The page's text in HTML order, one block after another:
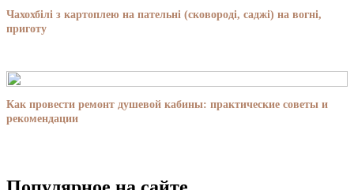
Чахохбілі з картоплею на пательні (сковороді, саджі) на вогні,
приготу
Как провести ремонт душевой кабины: практические советы и
рекомендации